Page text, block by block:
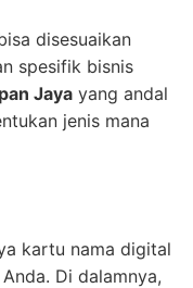
disesuaikan
spesifik bisnis
Jaya yang andal
jenis mana
kartu nama digital
Di dalamnya,